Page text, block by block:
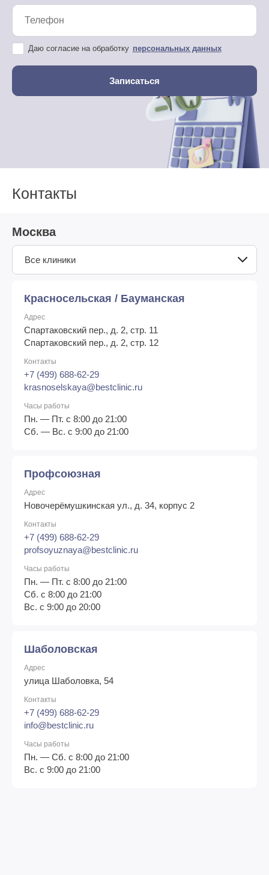
Даю согласие на обработку персональных данных
Контакты
Москва
Все клиники
Красносельская / Бауманская
Адрес
Спартаковский пер., д. 2, стр. 11
Спартаковский пер., д. 2, стр. 12
Контакты
+7 (499) 688-62-29
krasnoselskaya@bestclinic.ru
Часы работы
Пн. — Пт. с 8:00 до 21:00
Сб. — Вс. с 9:00 до 21:00
Профсоюзная
Адрес
Новочерёмушкинская ул., д. 34, корпус 2
Контакты
+7 (499) 688-62-29
profsoyuznaya@bestclinic.ru
Часы работы
Пн. — Пт. с 8:00 до 21:00
Сб. с 8:00 до 21:00
Вс. с 9:00 до 20:00
Шаболовская
Адрес
улица Шаболовка, 54
Контакты
+7 (499) 688-62-29
info@bestclinic.ru
Часы работы
Пн. — Сб. с 8:00 до 21:00
Вс. с 9:00 до 21:00